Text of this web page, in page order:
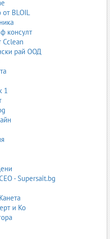
BLOIL
консулт
Cclean
рай ООД
1
- Supersait.bg
и Ко